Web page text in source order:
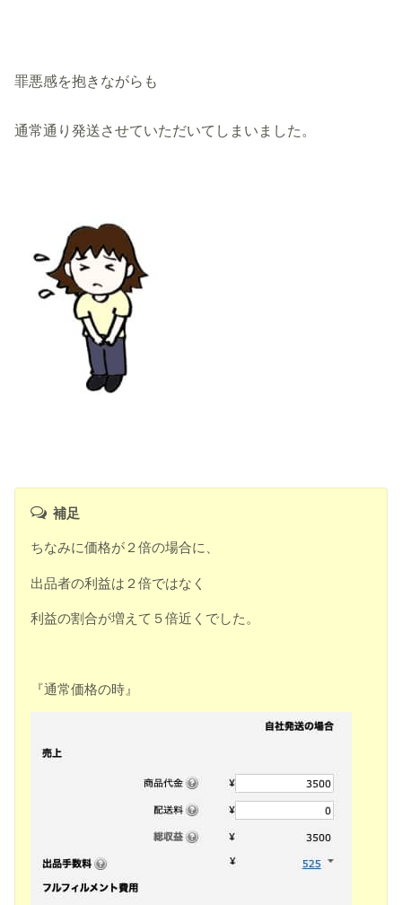
罪悪感を抱きながらも
通常通り発送させていただいてしまいました。
補足
ちなみに価格が２倍の場合に、
出品者の利益は２倍ではなく
利益の割合が増えて５倍近くでした。
『通常価格の時』